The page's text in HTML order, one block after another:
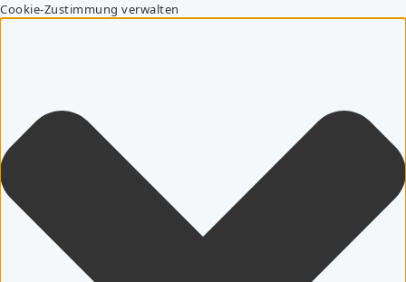
Cookie-Zustimmung verwalten